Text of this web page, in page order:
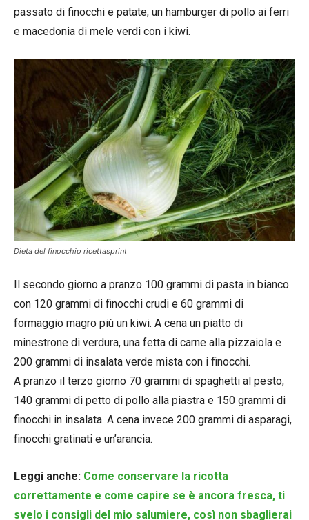
passato di finocchi e patate, un hamburger di pollo ai ferri
e macedonia di mele verdi con i kiwi.
Dieta del finocchio ricettasprint
Il secondo giorno a pranzo 100 grammi di pasta in bianco
con 120 grammi di finocchi crudi e 60 grammi di
formaggio magro più un kiwi. A cena un piatto di
minestrone di verdura, una fetta di carne alla pizzaiola e
200 grammi di insalata verde mista con i finocchi.
A pranzo il terzo giorno 70 grammi di spaghetti al pesto,
140 grammi di petto di pollo alla piastra e 150 grammi di
finocchi in insalata. A cena invece 200 grammi di asparagi,
finocchi gratinati e un’arancia.
Leggi anche: Come conservare la ricotta
correttamente e come capire se è ancora fresca, ti
svelo i consigli del mio salumiere, così non sbaglierai